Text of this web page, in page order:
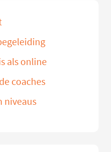
als online
coaches
niveaus